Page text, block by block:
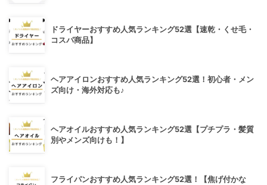
ドライヤーおすすめ人気ランキング52選【速乾・くせ毛・
コスパ商品】
ヘアアイロンおすすめ人気ランキング52選！初心者・メン
ズ向け・海外対応も♪
ヘアオイルおすすめ人気ランキング52選【プチプラ・髪質
別やメンズ向けも！】
フライパンおすすめ人気ランキング52選！【焦げ付かな